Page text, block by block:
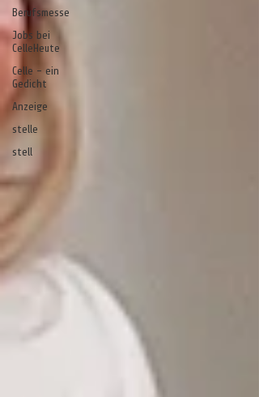
Berufsmesse
Jobs bei
CelleHeute
Celle - ein
Gedicht
Anzeige
stelle
stell